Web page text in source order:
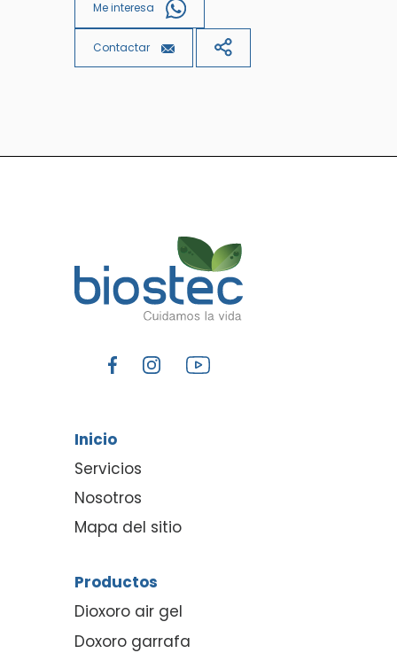
Me interesa
Contactar
Inicio
Servicios
Nosotros
Mapa del sitio
Productos
Dioxoro air gel
Doxoro garrafa